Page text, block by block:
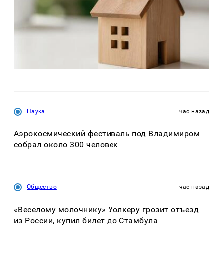
Наука час назад
Аэрокосмический фестиваль под Владимиром
собрал около 300 человек
Общество час назад
«Веселому молочнику» Уолкеру грозит отъезд
из России, купил билет до Стамбула